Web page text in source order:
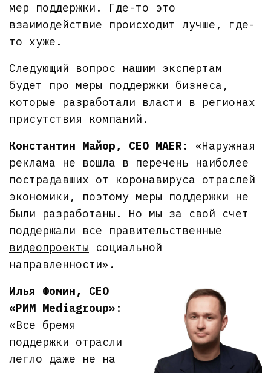
мер поддержки. Где-то это
взаимодействие происходит лучше, где-
то хуже.
Следующий вопрос нашим экспертам
будет про меры поддержки бизнеса,
которые разработали власти в регионах
присутствия компаний.
Константин Майор, CEO MAER : «Наружная
реклама не вошла в перечень наиболее
пострадавших от коронавируса отраслей
экономики, поэтому меры поддержки не
были разработаны. Но мы за свой счет
поддержали все правительственные
видеопроекты социальной
направленности».
Илья Фомин, CEO
«РИМ Mediagroup» :
«Все бремя
поддержки отрасли
легло даже не на